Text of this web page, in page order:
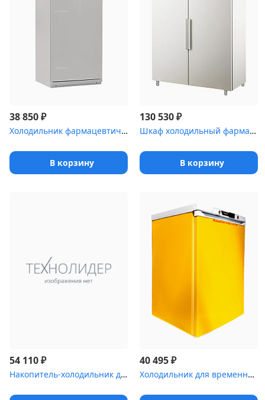
38 850₽
Холодильник фармацевтический Pozis ХФ-250-4 с металлической дверь...
В корзину
130 530₽
Шкаф холодильный фармацевтический Polair ШХФ-1,0 с металлической ...
В корзину
54 110₽
Накопитель-холодильник для временного хранения медицинских отходо...
40 495₽
Холодильник для временного хранения медицинских отходов Саратов-5...